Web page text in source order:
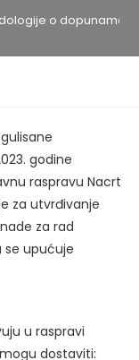
o dopunama
godine
raspravu Nacrt
za utvrđivanje
za rad
se upućuje
u raspravi
dostaviti: